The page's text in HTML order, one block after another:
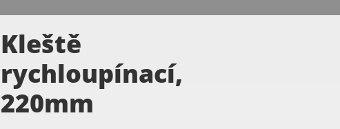
Kleště
rychloupínací,
220mm